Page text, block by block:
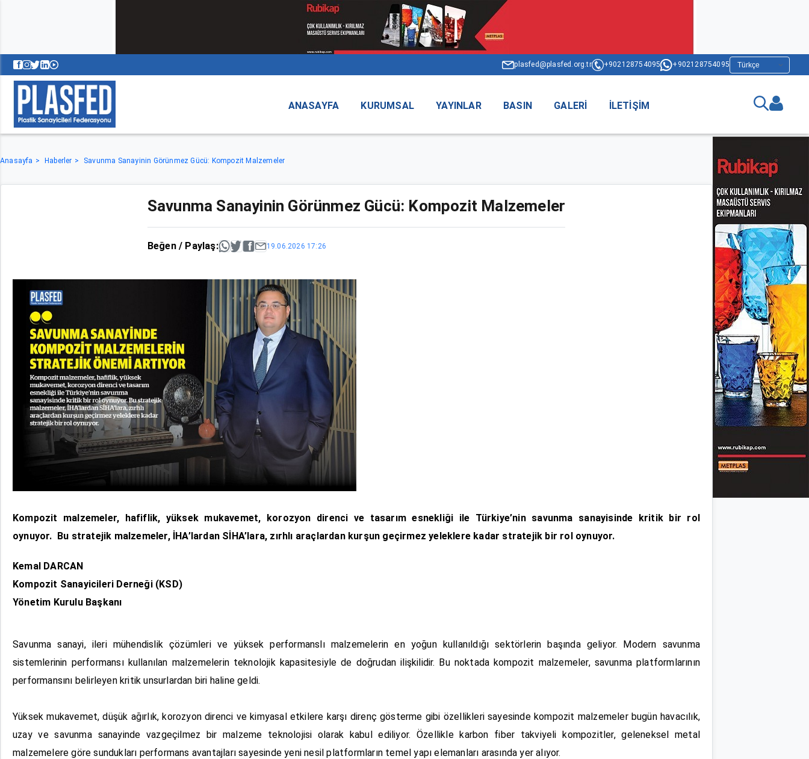
plasfed@plasfed.org.tr +902128754095 +902128754095
ANASAYFA KURUMSAL YAYINLAR BASIN GALERI İLETIŞIM
Anasayfa Haberler Savunma Sanayinin Görünmez Gücü: Kompozit Malzemeler
Savunma Sanayinin Görünmez Gücü: Kompozit Malzemeler
Beğen / Paylaş: 19.06.2026 17:26
Kompozit malzemeler, hafiflik, yüksek mukavemet, korozyon direnci ve tasarım esnekliği ile Türkiye’nin savunma sanayisinde kritik bir rol
oynuyor. Bu stratejik malzemeler, İHA’lardan SİHA’lara, zırhlı araçlardan kurşun geçirmez yeleklere kadar stratejik bir rol oynuyor.
Kemal DARCAN
Kompozit Sanayicileri Derneği (KSD)
Yönetim Kurulu Başkanı
Savunma sanayi, ileri mühendislik çözümleri ve yüksek performanslı malzemelerin en yoğun kullanıldığı sektörlerin başında geliyor. Modern savunma
sistemlerinin performansı kullanılan malzemelerin teknolojik kapasitesiyle de doğrudan ilişkilidir. Bu noktada kompozit malzemeler, savunma platformlarının
performansını belirleyen kritik unsurlardan biri haline geldi.
Yüksek mukavemet, düşük ağırlık, korozyon direnci ve kimyasal etkilere karşı direnç gösterme gibi özellikleri sayesinde kompozit malzemeler bugün havacılık,
uzay ve savunma sanayinde vazgeçilmez bir malzeme teknolojisi olarak kabul ediliyor. Özellikle karbon fiber takviyeli kompozitler, geleneksel metal
malzemelere göre sundukları performans avantajları sayesinde yeni nesil platformların temel yapı elemanları arasında yer alıyor.